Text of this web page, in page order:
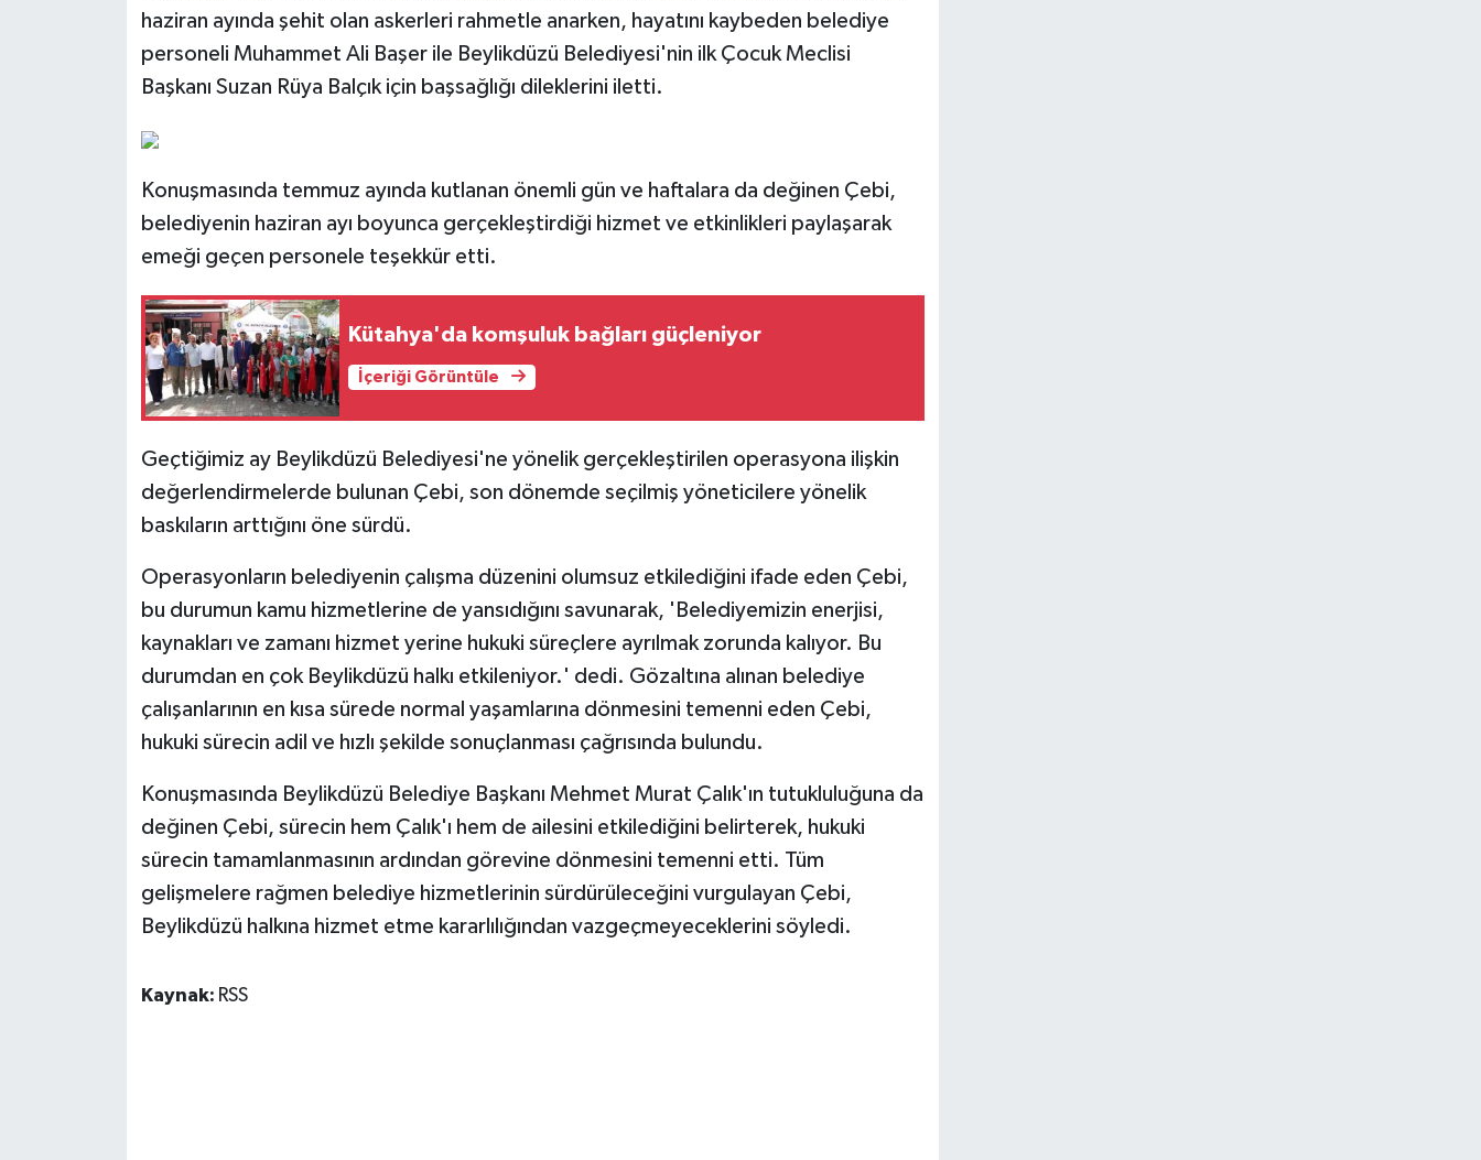
haziran ayında şehit olan askerleri rahmetle anarken, hayatını kaybeden belediye
personeli Muhammet Ali Başer ile Beylikdüzü Belediyesi'nin ilk Çocuk Meclisi
Başkanı Suzan Rüya Balçık için başsağlığı dileklerini iletti.
Konuşmasında temmuz ayında kutlanan önemli gün ve haftalara da değinen Çebi,
belediyenin haziran ayı boyunca gerçekleştirdiği hizmet ve etkinlikleri paylaşarak
emeği geçen personele teşekkür etti.
Kütahya'da komşuluk bağları güçleniyor
İçeriği Görüntüle
Geçtiğimiz ay Beylikdüzü Belediyesi'ne yönelik gerçekleştirilen operasyona ilişkin
değerlendirmelerde bulunan Çebi, son dönemde seçilmiş yöneticilere yönelik
baskıların arttığını öne sürdü.
Operasyonların belediyenin çalışma düzenini olumsuz etkilediğini ifade eden Çebi,
bu durumun kamu hizmetlerine de yansıdığını savunarak, 'Belediyemizin enerjisi,
kaynakları ve zamanı hizmet yerine hukuki süreçlere ayrılmak zorunda kalıyor. Bu
durumdan en çok Beylikdüzü halkı etkileniyor.' dedi. Gözaltına alınan belediye
çalışanlarının en kısa sürede normal yaşamlarına dönmesini temenni eden Çebi,
hukuki sürecin adil ve hızlı şekilde sonuçlanması çağrısında bulundu.
Konuşmasında Beylikdüzü Belediye Başkanı Mehmet Murat Çalık'ın tutukluluğuna da
değinen Çebi, sürecin hem Çalık'ı hem de ailesini etkilediğini belirterek, hukuki
sürecin tamamlanmasının ardından görevine dönmesini temenni etti. Tüm
gelişmelere rağmen belediye hizmetlerinin sürdürüleceğini vurgulayan Çebi,
Beylikdüzü halkına hizmet etme kararlılığından vazgeçmeyeceklerini söyledi.
Kaynak: RSS